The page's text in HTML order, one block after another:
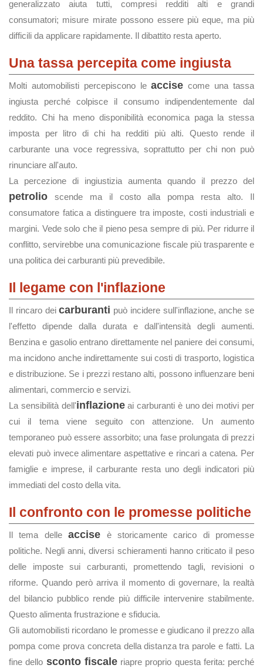
generalizzato aiuta tutti, compresi redditi alti e grandi
consumatori; misure mirate possono essere più eque, ma più
difficili da applicare rapidamente. Il dibattito resta aperto.
Una tassa percepita come ingiusta
Molti automobilisti percepiscono leaccise come una tassa
ingiusta perché colpisce il consumo indipendentemente dal
reddito. Chi ha meno disponibilità economica paga la stessa
imposta per litro di chi ha redditi più alti. Questo rende il
carburante una voce regressiva, soprattutto per chi non può
rinunciare all'auto.
La percezione di ingiustizia aumenta quando il prezzo del
petrolio scende ma il costo alla pompa resta alto. Il
consumatore fatica a distinguere tra imposte, costi industriali e
margini. Vede solo che il pieno pesa sempre di più. Per ridurre il
conflitto, servirebbe una comunicazione fiscale più trasparente e
una politica dei carburanti più prevedibile.
Il legame con l'inflazione
Il rincaro deicarburanti può incidere sull'inflazione, anche se
l'effetto dipende dalla durata e dall'intensità degli aumenti.
Benzina e gasolio entrano direttamente nel paniere dei consumi,
ma incidono anche indirettamente sui costi di trasporto, logistica
e distribuzione. Se i prezzi restano alti, possono influenzare beni
alimentari, commercio e servizi.
La sensibilità dell'inflazioneai carburanti è uno dei motivi per
cui il tema viene seguito con attenzione. Un aumento
temporaneo può essere assorbito; una fase prolungata di prezzi
elevati può invece alimentare aspettative e rincari a catena. Per
famiglie e imprese, il carburante resta uno degli indicatori più
immediati del costo della vita.
Il confronto con le promesse politiche
Il tema delleaccise è storicamente carico di promesse
politiche. Negli anni, diversi schieramenti hanno criticato il peso
delle imposte sui carburanti, promettendo tagli, revisioni o
riforme. Quando però arriva il momento di governare, la realtà
del bilancio pubblico rende più difficile intervenire stabilmente.
Questo alimenta frustrazione e sfiducia.
Gli automobilisti ricordano le promesse e giudicano il prezzo alla
pompa come prova concreta della distanza tra parole e fatti. La
fine dello sconto fiscaleriapre proprio questa ferita: perché